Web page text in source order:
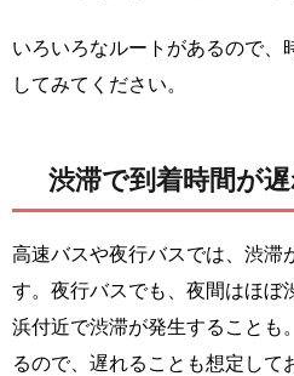
いろいろなルートがあるので、
してみてください。
渋滞で到着時間が
高速バスや夜行バスでは、渋滞
す。夜行バスでも、夜間はほぼ
浜付近で渋滞が発生することも
るので、遅れることも想定して